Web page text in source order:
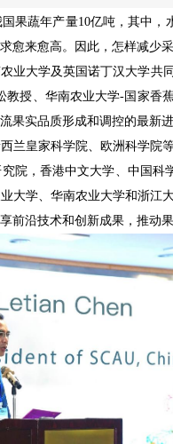
果蔬年产量10亿吨，其中
愈来愈高。因此，怎样减少
大学及英国诺丁汉大学共
授、华南农业大学-国家
果实品质形成和调控的最新
皇家科学院、欧洲科学院
院，香港中文大学、中国
大学、华南农业大学和浙
前沿技术和创新成果，推动